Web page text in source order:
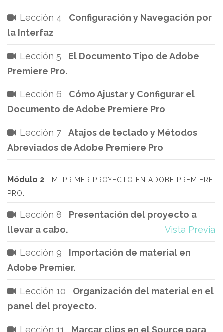
Lección 4
Configuración y Navegación por
la Interfaz
Lección 5
El Documento Tipo de Adobe
Premiere Pro.
Lección 6
Cómo Ajustar y Configurar el
Documento de Adobe Premiere Pro
Lección 7
Atajos de teclado y Métodos
Abreviados de Adobe Premiere Pro
Módulo 2
MI PRIMER PROYECTO EN ADOBE PREMIERE
PRO.
Lección 8
Presentación del proyecto a
llevar a cabo.
Vista Previa
Lección 9
Importación de material en
Adobe Premier.
Lección 10
Organización del material en el
panel del proyecto.
Lección 11 Marcar clips en el Source para